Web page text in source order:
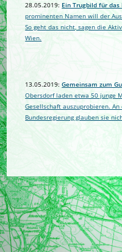
28.05.2019: Ein Trugbild für das
prominenten Namen will der
So geht das nicht, sagen die
Wien.
13.05.2019:Gemeinsam zum
Obersdorf laden etwa 50 junge
Gesellschaft auszuprobieren.
Bundesregierung glauben sie